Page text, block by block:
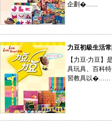
企劃�......
----------------------------------------------
力豆初級生活
【力豆‧力豆】
具玩具、百科
習教具以�......
----------------------------------------------